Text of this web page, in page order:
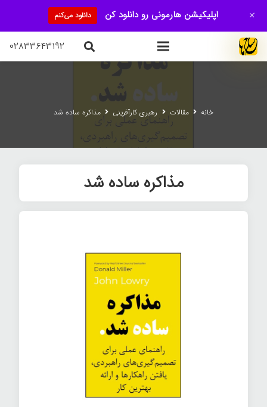
۰۲۸۳۳۶۴۳۱۹۲
خانه مقالات رهبری کارآفرینی مذاکره ساده شد
مذاکره ساده شد
اپلیکیشن هارمونی رو دانلود کن دانلود می‌کنم +